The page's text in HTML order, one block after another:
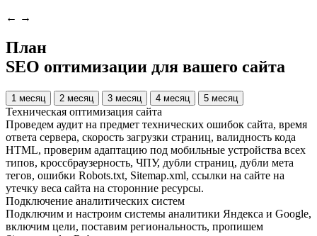
← →
План
SEO оптимизации для вашего сайта
1 месяц 2 месяц 3 месяц 4 месяц 5 месяц
Техническая оптимизация сайта
Проведем аудит на предмет технических ошибок сайта, время
ответа сервера, скорость загрузки страниц, валидность кода
HTML, проверим адаптацию под мобильные устройства всех
типов, кроссбраузерность, ЧПУ, дубли страниц, дубли мета
тегов, ошибки Robots.txt, Sitemap.xml, ссылки на сайте на
утечку веса сайта на сторонние ресурсы.
Подключение аналитических систем
Подключим и настроим системы аналитики Яндекса и Google,
включим цели, поставим региональность, пропишем